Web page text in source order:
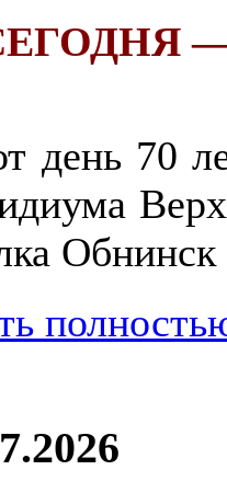
день 70
Обнинск